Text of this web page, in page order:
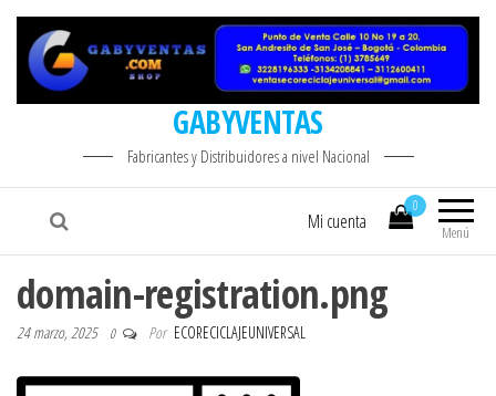
GABYVENTAS
Fabricantes y Distribuidores a nivel Nacional
Menú
0
Mi cuenta
domain-registration.png
24 marzo, 2025 0 Por ECORECICLAJEUNIVERSAL